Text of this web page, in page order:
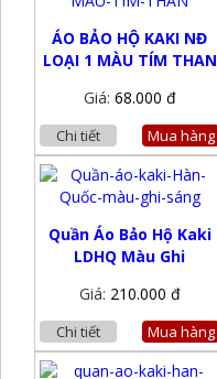
ÁO BẢO HỘ KAKI NĐ
LOẠI 1 MÀU TÍM THAN
Giá: 68.000 đ
Chi tiết Mua hàng
Quần Áo Bảo Hộ Kaki
LDHQ Màu Ghi
Giá: 210.000 đ
Chi tiết Mua hàng